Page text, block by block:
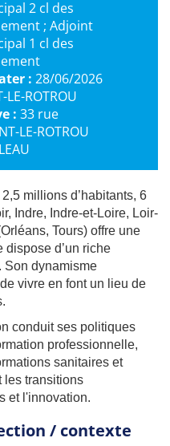
2 cl des
; Adjoint
1 cl des
: 28/06/2026
LE-ROTROU
: 33 rue
LE-ROTROU
millions d’habitants, 6
Indre, Indre-et-Loire, Loir-
Tours) offre une
d’un riche
Son dynamisme
vivre en font un lieu de
conduit ses politiques
professionnelle,
sanitaires et
transitions
et l'innovation.
/ contexte